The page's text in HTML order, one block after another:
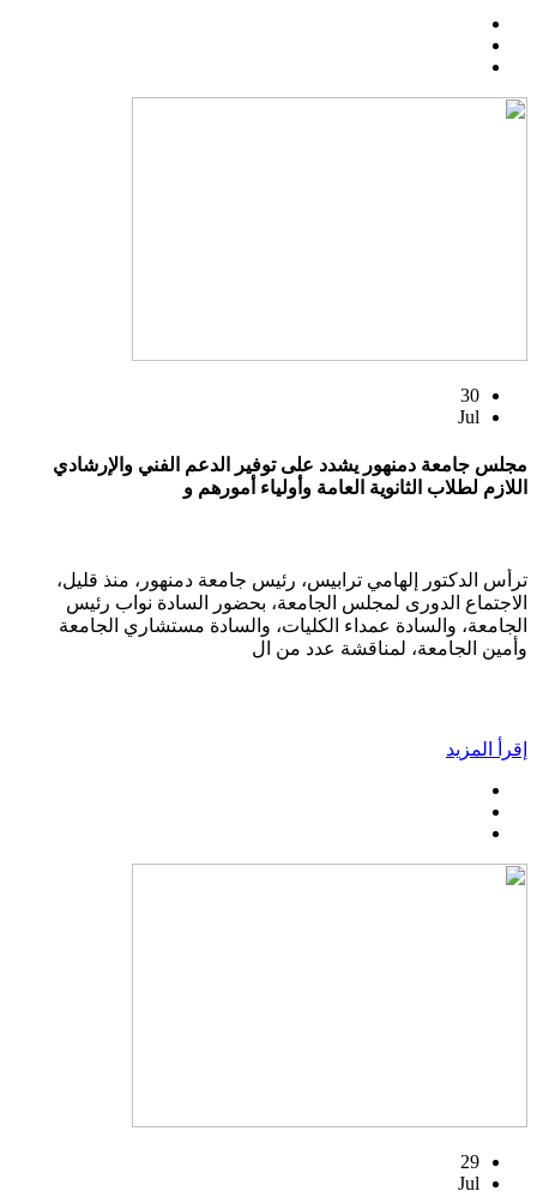
30
Jul
مجلس جامعة دمنهور يشدد على توفير الدعم الفني والإرشادي
اللازم لطلاب الثانوية العامة وأولياء أمورهم و
ترأس الدكتور إلهامي ترابيس، رئيس جامعة دمنهور، منذ قليل،
الاجتماع الدورى لمجلس الجامعة، بحضور السادة نواب رئيس
الجامعة، والسادة عمداء الكليات، والسادة مستشاري الجامعة
وأمين الجامعة، لمناقشة عدد من ال
إقرأ المزيد
29
Jul